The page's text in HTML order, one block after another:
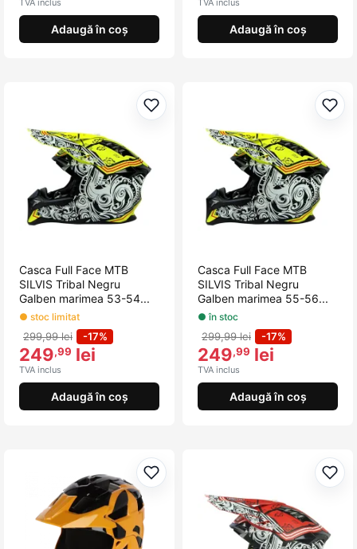
TVA inclus
Adaugă în coș
TVA inclus
Adaugă în coș
Adaugă la favorite
Casca Full Face MTB
SILVIS Tribal Negru
Galben marimea 53-54...
● stoc limitat
299,99 lei -17%
249,99 lei
TVA inclus
Adaugă în coș
Casca Full Face MTB
SILVIS Tribal Negru
Galben marimea 55-56...
● în stoc
299,99 lei -17%
249,99 lei
TVA inclus
Adaugă în coș
Adaugă la favorite